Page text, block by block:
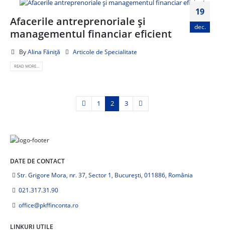
19
dec.
Afacerile antreprenoriale și
managementul financiar eficient
ByAlina Făniță Articole de Specialitate
READ MORE...
1 2 3
DATE DE CONTACT
Str. Grigore Mora, nr. 37, Sector 1, București, 011886, România
021.317.31.90
office@pkffinconta.ro
LINKURI UTILE